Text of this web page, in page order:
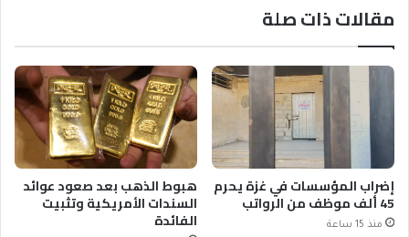
مقالات ذات صلة
إضراب المؤسسات في غزة يحرم
45 ألف موظف من الرواتب
منذ 15 ساعة
هبوط الذهب بعد صعود عوائد
السندات الأمريكية وتثبيت
الفائدة